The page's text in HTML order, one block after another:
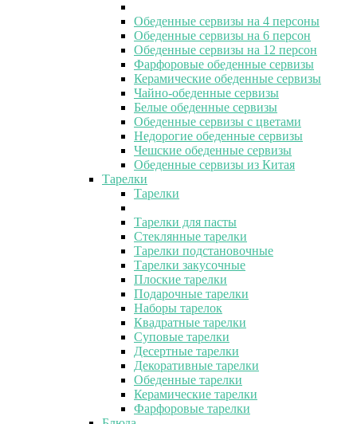
Обеденные сервизы на 4 персоны
Обеденные сервизы на 6 персон
Обеденные сервизы на 12 персон
Фарфоровые обеденные сервизы
Керамические обеденные сервизы
Чайно-обеденные сервизы
Белые обеденные сервизы
Обеденные сервизы с цветами
Недорогие обеденные сервизы
Чешские обеденные сервизы
Обеденные сервизы из Китая
Тарелки
Тарелки
Тарелки для пасты
Стеклянные тарелки
Тарелки подстановочные
Тарелки закусочные
Плоские тарелки
Подарочные тарелки
Наборы тарелок
Квадратные тарелки
Суповые тарелки
Десертные тарелки
Декоративные тарелки
Обеденные тарелки
Керамические тарелки
Фарфоровые тарелки